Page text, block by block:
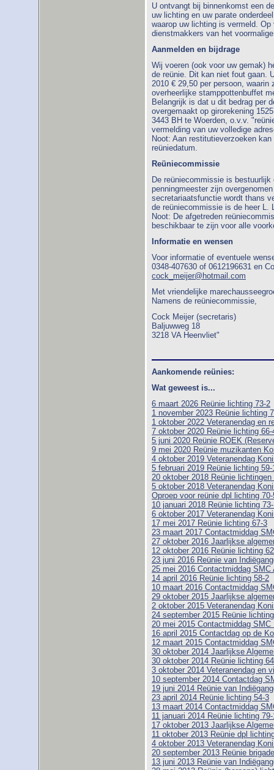
U ontvangt bij binnenkomst een
uw lichting en uw parate
waarop uw lichting is vermeld.
dienstmakkers van het
Aanmelden en bijdrage
Wij voeren (ook voor uw gemak)
de reünie. Dit kan niet fout gaan.
2010 € 29,50 per persoon,
overheerlijke stamppottenbuffet
Belangrijk is dat u dit bedrag per
overgemaakt op girorekening
3443 BH te Woerden, o.v.v.
vermelding van uw volledige
Noot: Aan restitutieverzoeken
reüniedatum.
Reüniecommissie
De reüniecommissie is
penningmeester zijn
secretariaatsfunctie wordt thans
de reüniecommissie is de heer L.
Noot: De afgetreden
beschikbaar te zijn voor alle
Informatie en wensen
Voor informatie of eventuele
0348-407630 of 0612196631 en
cock_meijer@hotmail.com
Met vriendelijke
Namens de reüniecommissie,
Cock Meijer (secretaris)
Baljuwweg 18
3218 VA Heenvliet"
Aankomende reünies:
Wat geweest is...
6 maart 2026 Reünie lichting 73-2
1 november 2023 Reünie lichting
1 oktober 2022 Veteranendag en
7 oktober 2020 Reünie lichting 66-
5 juni 2020 Reünie ROEK
9 mei 2020 Reünie muzikanten
4 oktober 2019 Veteranendag
5 februari 2019 Reünie lichting 59-
20 oktober 2018 Reünie
5 oktober 2018 Veteranendag
Oproep voor reünie dpl lichting
10 januari 2018 Reünie lichting
6 oktober 2017 Veteranendag
17 mei 2017 Reünie lichting 67-3
23 maart 2017 Contactmiddag
27 oktober 2016 Jaarlijkse
12 oktober 2016 Reünie lichting
23 juni 2016 Reünie van
25 mei 2016 Contactmiddag
14 april 2016 Reünie lichting 58-2
10 maart 2016 Contactmiddag
29 oktober 2015 Jaarlijkse
2 oktober 2015 Veteranendag
24 september 2015 Reünie
20 mei 2015 Contactmiddag SMC
16 april 2015 Contactdag op de
12 maart 2015 Contactmiddag
30 oktober 2014 Jaarlijkse
30 oktober 2014 Reünie lichting
3 oktober 2014 Veteranendag en
10 september 2014 Contactdag
19 juni 2014 Reünie van
23 april 2014 Reünie lichting 54-3
13 maart 2014 Contactmiddag
11 januari 2014 Reünie lichting
17 oktober 2013 Jaarlijkse
11 oktober 2013 Reünie dpl
4 oktober 2013 Veteranendag
20 september 2013 Reünie
13 juni 2013 Reünie van